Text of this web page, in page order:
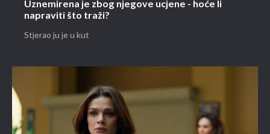
Uznemirena je zbog njegove ucjene - hoće li
napraviti što traži?
Stjerao ju je u kut